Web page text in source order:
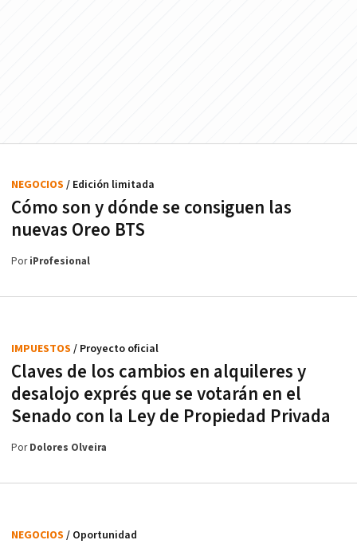
Cómo son y dónde se consiguen las
nuevas Oreo BTS
NEGOCIOS / Edición limitada
PoriProfesional
Claves de los cambios en alquileres y
desalojo exprés que se votarán en el
Senado con la Ley de Propiedad Privada
IMPUESTOS / Proyecto oficial
PorDolores Olveira
NEGOCIOS / Oportunidad